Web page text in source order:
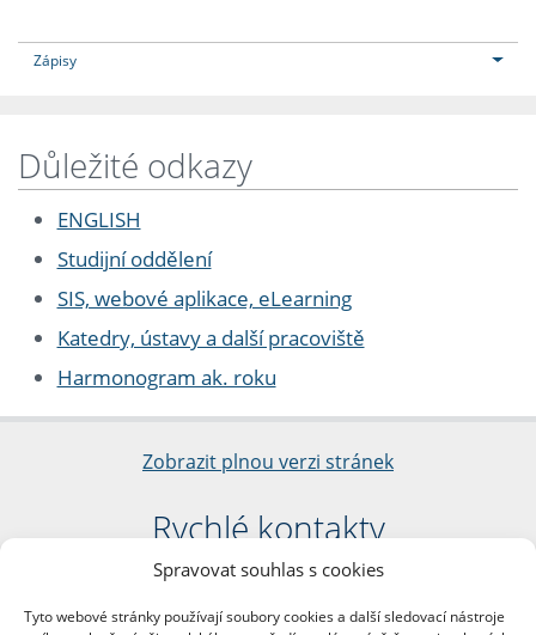
Spravovat souhlas s cookies
Tyto webové stránky používají soubory cookies a další sledovací nástroje
Zápisy
Důležité odkazy
ENGLISH
Studijní oddělení
SIS, webové aplikace, eLearning
Katedry, ústavy a další pracoviště
Harmonogram ak. roku
Zobrazit plnou verzi stránek
Rychlé kontakty
Filozofická fakulta
nám. Jana Palacha 1/2